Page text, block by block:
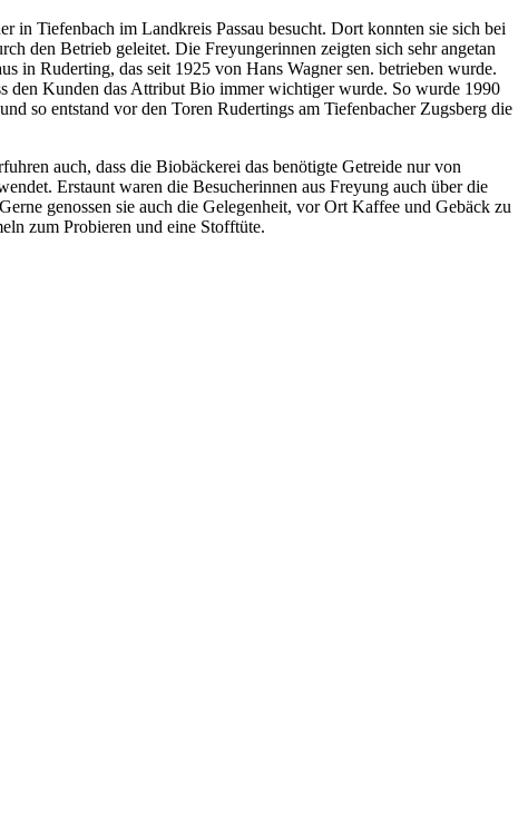
in Tiefenbach im Landkreis Passau besucht. Dort konnten sie sich bei
den Betrieb geleitet. Die Freyungerinnen zeigten sich sehr angetan
in Ruderting, das seit 1925 von Hans Wagner sen. betrieben wurde.
den Kunden das Attribut Bio immer wichtiger wurde. So wurde 1990
so entstand vor den Toren Rudertings am Tiefenbacher Zugsberg die
auch, dass die Biobäckerei das benötigte Getreide nur von
Erstaunt waren die Besucherinnen aus Freyung auch über die
genossen sie auch die Gelegenheit, vor Ort Kaffee und Gebäck zu
zum Probieren und eine Stofftüte.